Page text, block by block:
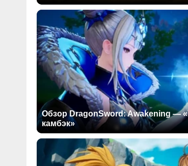
Обзор DragonSword: Awakening —
камбэк»